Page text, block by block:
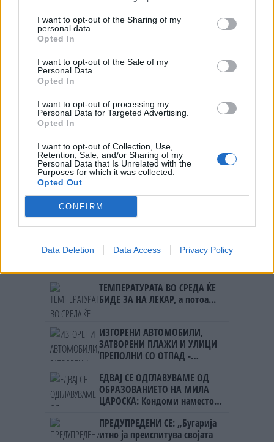
I want to opt-out of the Sharing of my
personal data.
Opted In
I want to opt-out of the Sale of my
Personal Data.
Opted In
I want to opt-out of processing my
Personal Data for Targeted Advertising.
Opted In
I want to opt-out of Collection, Use,
Retention, Sale, and/or Sharing of my
Personal Data that Is Unrelated with the
Purposes for which it was collected.
Opted Out
CONFIRM
Data Deletion Data Access Privacy Policy
македонските бранители
ДИЗЕЛОТ ПОЕВТИНУВА ЗА 8 ДЕН. -
НАЈЧИТАНИ ВО ПОСЛЕДНИ 7 ДЕНА
СЕ СПРЕМА МЕТЕОРОЛОШКИ
ХАОС ЗА ЗИМАТА 2026/2027
УЛЦИЊ Е АЛБАНСКИ, ЌЕ ГО
ОСЛОБОДИМЕ- Скандалозна
објава на вицепремиерот на
БУГАРИТЕ СО ШОКАНТНО
ОТКРИТИЕ по падот на Дунав,
ТЕМПЕРАТУРАТА ВО СРЕДА ЌЕ
БИДЕ ЗА НА ЛЕКАР, а потоа...
ИЗГОРЕНИ АВТОМОБИЛИ,
ЗАТВОРЕНИ ПЛАЖИ И УЛИЦИ
ПРЕПОЛНИ СО ОТПАД -
мигрантскиот бран кон Сеута
ЕДВАЈ СЕ ОДГЛАВУВАМЕ ОД
ОБРАЗОВАНИЕТО НА МИЛА
ЦАРОСКА: Кондоми наместо
ПРЕДУПРЕДЕНИ СЕ: „Бугарија
итно ја преиспитува својата